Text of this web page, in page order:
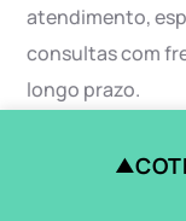
atendimento,
consultas com
longo prazo.
▲